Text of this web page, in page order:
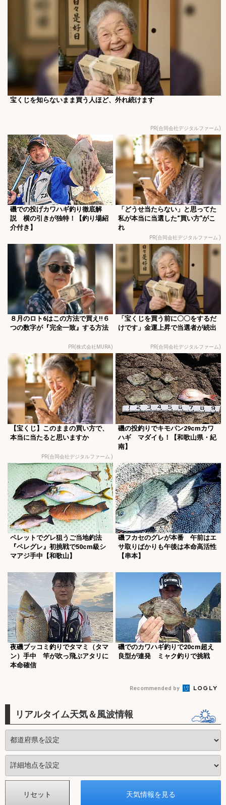
宝くじを知らないまま買う人ほど、外れ続けます
PR(合同会社デジタルファーム)
磯での投げカワハギ釣り徹底解
説 横の引きが独特！【釣り場紹
介付き】
「どうせ当たらない」と思ってた
私が本当に当選した“買い方”がこ
れ
PR(合同会社デジタルファーム )
８月のロト6はこの方法で買え!!６
つの数字が『完全一致』する方法
PR(株式会社MURA)
「宝くじを買う前に〇〇をするだ
けです」金運上昇で当選者が続出
PR(合同会社デジタルファーム)
【宝くじ】このままの買い方で、
本当に当たると思いますか
PR(合同会社デジタルファーム )
磯の投釣りでキモパン29cmカワ
ハギ マダイも！【和歌山県・紀
南】
ペレットでグレ狙うご当地釣法
『ペレグレ』初挑戦で50cm級シ
マアジ手中【和歌山】
磯フカセのグレが本番 午前はエ
サ取りばかりも午後は本命高活性
【串本】
夜磯ブッコミ釣りでタマミ（タマ
ン）手中 竿が吹っ飛ぶアタリに
本命確信
磯でのカワハギ釣りで20cm超え
良型が連発 ミャク釣りで挑戦
Recommended by
リアルタイム天気＆風波情報